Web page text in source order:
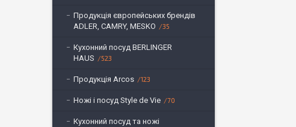
Продукція європейських брендів
ADLER, CAMRY, MESKO
35
Кухонний посуд BERLINGER
HAUS
523
Продукція Arcos 123
Ножі і посуд Style de Vie 70
Кухонний посуд та ножі